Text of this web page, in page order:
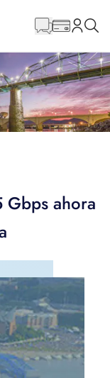
ahora